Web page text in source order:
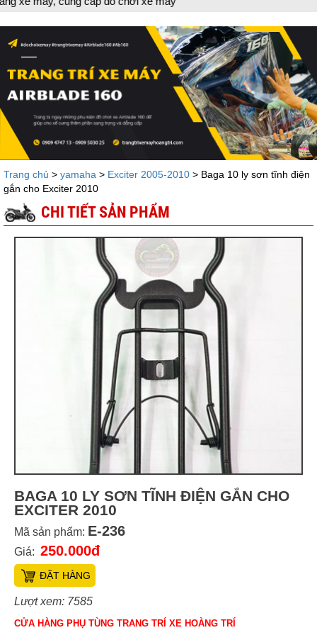
Trang chủ > yamaha > Exciter 2005-2010 > Baga 10 ly sơn tĩnh điện
gắn cho Exciter 2010
CHI TIẾT SẢN PHẨM
BAGA 10 LY SƠN TĨNH ĐIỆN GẮN CHO
EXCITER 2010
Mã sản phẩm: E-236
Giá: 250.000đ
ĐẶT HÀNG
Lượt xem: 7585
CỬA HÀNG PHỤ TÙNG TRANG TRÍ XE HOÀNG TRÍ